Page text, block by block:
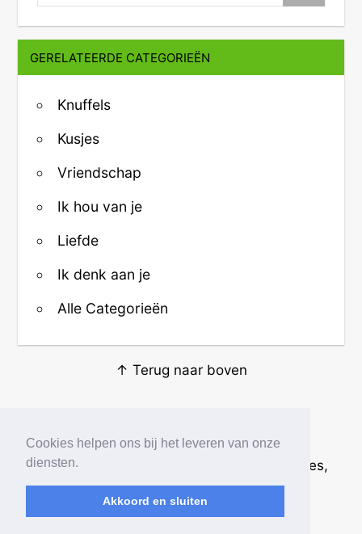
Cookies helpen ons bij het leveren van onze
diensten.
Akkoord en sluiten
GERELATEERDE CATEGORIEËN
Knuffels
Kusjes
Vriendschap
Ik hou van je
Liefde
Ik denk aan je
Alle Categorieën
↑ Terug naar boven
© 2026
· Plaatjes, animaties,
afbeeldingen en fotos